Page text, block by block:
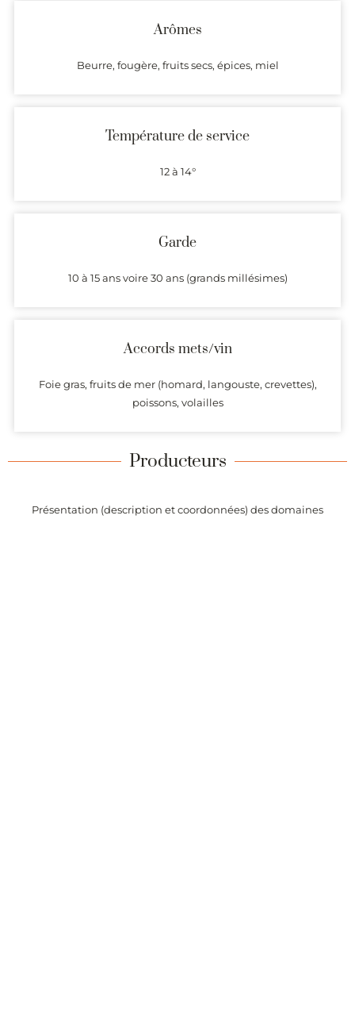
Arômes
Beurre, fougère, fruits secs, épices, miel
Température de service
12 à 14°
Garde
10 à 15 ans voire 30 ans (grands millésimes)
Accords mets/vin
Foie gras, fruits de mer (homard, langouste, crevettes),
poissons, volailles
Producteurs
Présentation (description et coordonnées) des domaines